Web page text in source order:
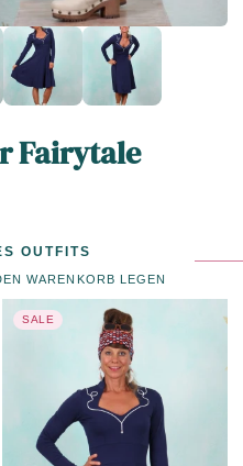
Fairytale
OUTFITS
WARENKORB LEGEN
SALE